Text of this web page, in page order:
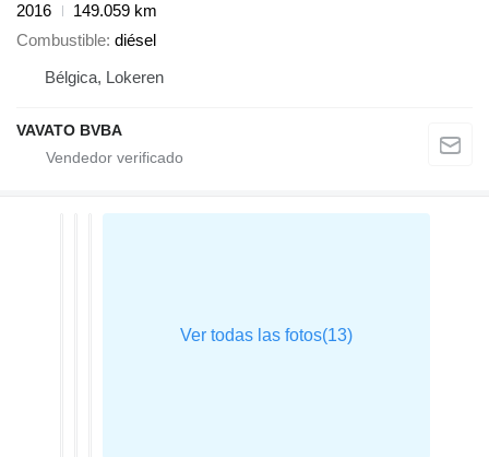
2016
149.059 km
Combustible diésel
Bélgica, Lokeren
VAVATO BVBA